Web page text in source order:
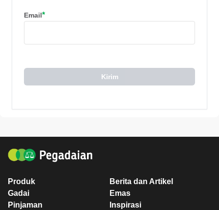
Email*
Kirim
Produk
Gadai
Pinjaman
Berita dan Artikel
Emas
Inspirasi